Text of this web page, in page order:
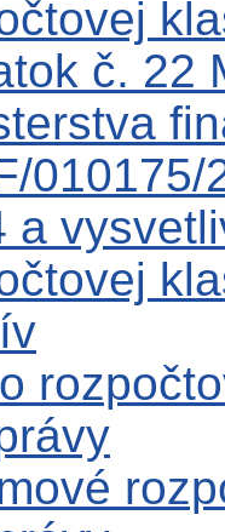
č. 22
010175/
a